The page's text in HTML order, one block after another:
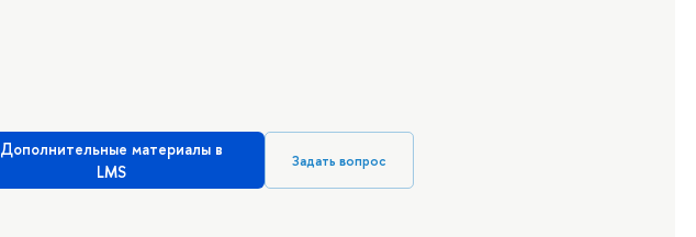
Дополнительные материалы в
LMS
Задать вопрос